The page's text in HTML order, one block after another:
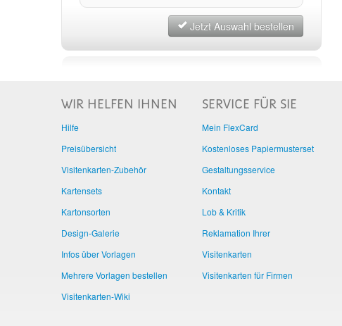
Jetzt Auswahl bestellen
WIR HELFEN IHNEN
Hilfe
Preisübersicht
Visitenkarten-Zubehör
Kartensets
Kartonsorten
Design-Galerie
Infos über Vorlagen
Mehrere Vorlagen bestellen
Visitenkarten-Wiki
SERVICE FÜR SIE
Mein FlexCard
Kostenloses Papiermusterset
Gestaltungsservice
Kontakt
Lob & Kritik
Reklamation Ihrer
Visitenkarten
Visitenkarten für Firmen